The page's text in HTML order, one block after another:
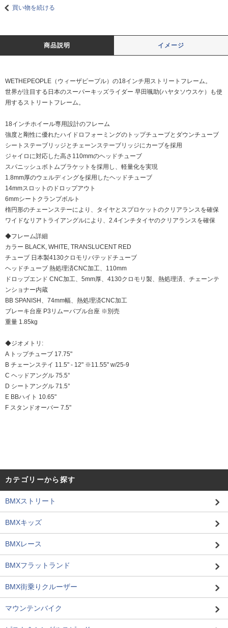
買い物を続ける
商品説明 イメージ
WETHEPEOPLE（ウィーザピープル）の18インチ用ストリートフレーム。
世界が注目する日本のスーパーキッズライダー 早田颯助(ハヤタソウスケ）も使
用するストリートフレーム。
18インチホイール専用設計のフレーム
強度と剛性に優れたハイドロフォーミングのトップチューブとダウンチューブ
シートステーブリッジとチェーンステーブリッジにカーブを採用
ジャイロに対応した高さ110mmのヘッドチューブ
スパニッシュボトムブラケットを採用し、軽量化を実現
1.8mm厚のウェルディングを採用したヘッドチューブ
14mmスロットのドロップアウト
6mmシートクランプボルト
楕円形のチェーンステーにより、タイヤとスプロケットのクリアランスを確保
ワイドなリアトライアングルにより、2.4インチタイヤのクリアランスを確保
◆フレーム詳細
カラー BLACK, WHITE, TRANSLUCENT RED
チューブ 日本製4130クロモリバテッドチューブ
ヘッドチューブ 熱処理済CNC加工、110mm
ドロップエンド CNC加工、5mm厚、4130クロモリ製、熱処理済、チェーンテ
ンショナー内蔵
BB SPANISH、74mm幅、熱処理済CNC加工
ブレーキ台座 P3リムーバブル台座 ※別売
重量 1.85kg
◆ジオメトリ:
A トップチューブ 17.75"
B チェーンステイ 11.5" - 12" ※11.55" w/25-9
C ヘッドアングル 75.5°
D シートアングル 71.5°
E BBハイト 10.65"
F スタンドオーバー 7.5"
カテゴリーから探す
BMXストリート
BMXキッズ
BMXレース
BMXフラットランド
BMX街乗りクルーザー
マウンテンバイク